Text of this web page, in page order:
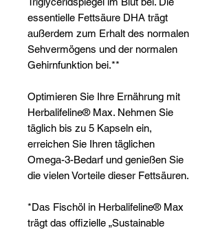
essentielle Fettsäure DHA trägt
außerdem zum Erhalt des normalen
Sehvermögens und der normalen
Gehirnfunktion bei.**
Optimieren Sie Ihre Ernährung mit
Herbalifeline® Max. Nehmen Sie
täglich bis zu 5 Kapseln ein,
erreichen Sie Ihren täglichen
Omega-3-Bedarf und genießen Sie
die vielen Vorteile dieser Fettsäuren.
*Das Fischöl in Herbalifeline® Max
trägt das offizielle „Sustainable